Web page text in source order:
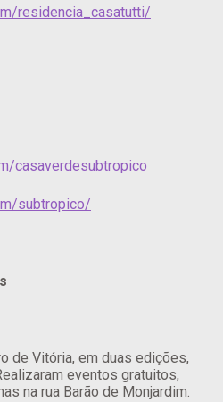
residencia_casatutti/
casaverdesubtropico
subtropico/
de Vitória, em duas edições,
eventos gratuitos,
na rua Barão de Monjardim.